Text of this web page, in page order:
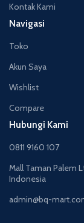
Kontak Kami
Navigasi
Toko
Akun Saya
Wishlist
Compare
Hubungi Kami
0811 9160 107
Mall Taman Palem
Indonesia
admin@bq-